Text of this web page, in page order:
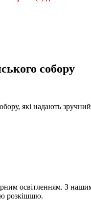
собору
які надають
освітленням. З
розкішшю.